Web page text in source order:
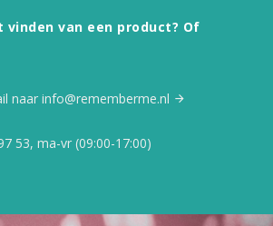
vinden van een product? Of
naar info@rememberme.nl
53, ma-vr (09:00-17:00)